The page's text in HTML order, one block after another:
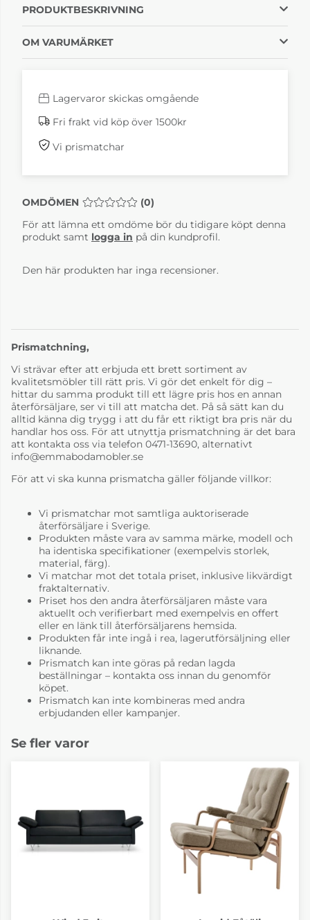
PRODUKTBESKRIVNING
OM VARUMÄRKET
Lagervaror skickas omgående
Fri frakt vid köp över 1500kr
Vi prismatchar
OMDÖMEN MEDELBETYG 0 AV 5 ANTAL BETYG 0
(0)
För att lämna ett omdöme bör du tidigare köpt denna
produkt samt logga in på din kundprofil.
Den här produkten har inga recensioner.
Prismatchning,
Vi strävar efter att erbjuda ett brett sortiment av
kvalitetsmöbler till rätt pris. Vi gör det enkelt för dig –
hittar du samma produkt till ett lägre pris hos en annan
återförsäljare, ser vi till att matcha det. På så sätt kan du
alltid känna dig trygg i att du får ett riktigt bra pris när du
handlar hos oss. För att utnyttja prismatchning är det bara
att kontakta oss via telefon 0471-13690, alternativt
info@emmabodamobler.se
För att vi ska kunna prismatcha gäller följande villkor:
Vi prismatchar mot samtliga auktoriserade
återförsäljare i Sverige.
Produkten måste vara av samma märke, modell och
ha identiska specifikationer (exempelvis storlek,
material, färg).
Vi matchar mot det totala priset, inklusive likvärdigt
fraktalternativ.
Priset hos den andra återförsäljaren måste vara
aktuellt och verifierbart med exempelvis en offert
eller en länk till återförsäljarens hemsida.
Produkten får inte ingå i rea, lagerutförsäljning eller
liknande.
Prismatch kan inte göras på redan lagda
beställningar – kontakta oss innan du genomför
köpet.
Prismatch kan inte kombineras med andra
erbjudanden eller kampanjer.
Se fler varor